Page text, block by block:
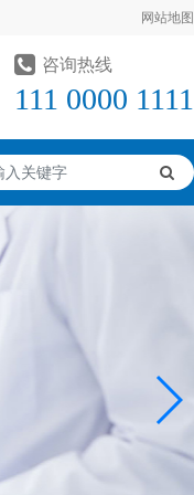
网站地图
咨询热线
111 0000 1111